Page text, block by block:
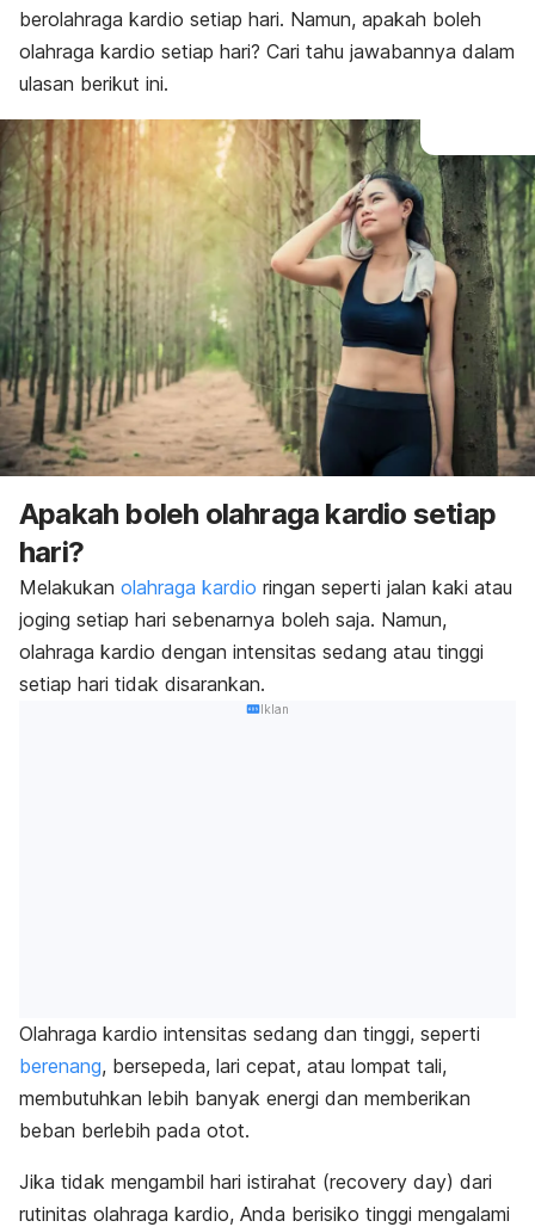
berolahraga kardio setiap hari. Namun, apakah boleh
olahraga kardio setiap hari? Cari tahu jawabannya dalam
ulasan berikut ini.
Apakah boleh olahraga kardio setiap
hari?
Melakukan olahraga kardio ringan seperti jalan kaki atau
joging setiap hari sebenarnya boleh saja. Namun,
olahraga kardio dengan intensitas sedang atau tinggi
setiap hari tidak disarankan.
Iklan
Olahraga kardio intensitas sedang dan tinggi, seperti
berenang, bersepeda, lari cepat, atau lompat tali,
membutuhkan lebih banyak energi dan memberikan
beban berlebih pada otot.
Jika tidak mengambil hari istirahat (recovery day) dari
rutinitas olahraga kardio, Anda berisiko tinggi mengalami